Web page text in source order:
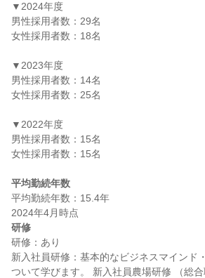
▼2024年度
男性採用者数：29名
女性採用者数：18名
▼2023年度
男性採用者数：14名
女性採用者数：25名
▼2022年度
男性採用者数：15名
女性採用者数：15名
平均勤続年数
平均勤続年数：15.4年
研修
研修：あり
新入社員研修：基本的なビジネスマインド
ついて学びます。 新入社員農場研修 （総